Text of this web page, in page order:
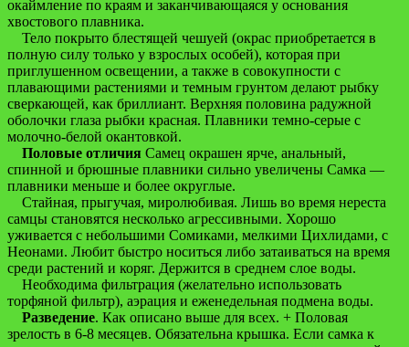
окаймление по краям и заканчивающаяся у основания
хвостового плавника.
Тело покрыто блестящей чешуей (окрас приобретается в
полную силу только у взрослых особей), которая при
приглушенном освещении, а также в совокупности с
плавающими растениями и темным грунтом делают рыбку
сверкающей, как бриллиант. Верхняя половина радужной
оболочки глаза рыбки красная. Плавники темно-серые с
молочно-белой окантовкой.
Половые отличия Самец окрашен ярче, анальный,
спинной и брюшные плавники сильно увеличены Самка —
плавники меньше и более округлые.
Стайная, прыгучая, миролюбивая. Лишь во время нереста
самцы становятся несколько агрессивными. Хорошо
уживается с небольшими Сомиками, мелкими Цихлидами, с
Неонами. Любит быстро носиться либо затаиваться на время
среди растений и коряг. Держится в среднем слое воды.
Необходима фильтрация (желательно использовать
торфяной фильтр), аэрация и еженедельная подмена воды.
Разведение. Как описано выше для всех. + Половая
зрелость в 6-8 месяцев. Обязательна крышка. Если самка к